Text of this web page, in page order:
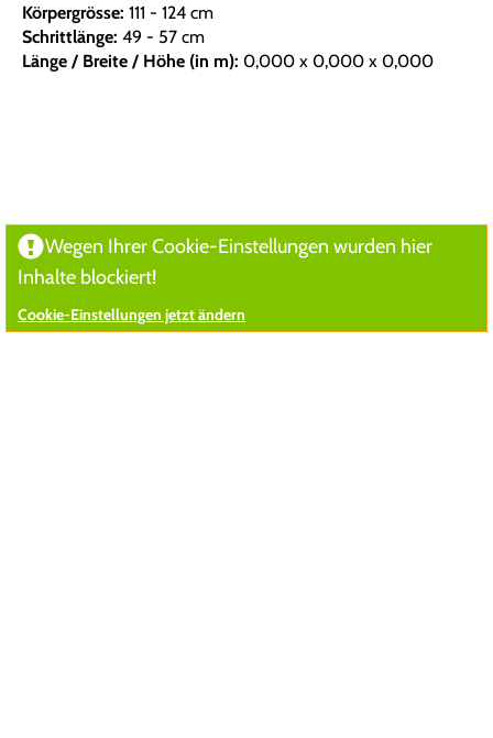
Körpergrösse: 111 - 124 cm
Schrittlänge: 49 - 57 cm
Länge / Breite / Höhe (in m): 0,000 x 0,000 x 0,000
Wegen Ihrer Cookie-Einstellungen wurden hier
Inhalte blockiert!
Cookie-Einstellungen jetzt ändern